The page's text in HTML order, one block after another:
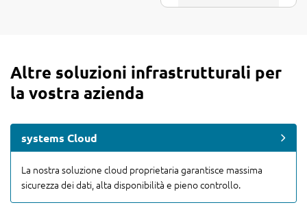
Altre soluzioni infrastrutturali per
la vostra azienda
systems Cloud
La nostra soluzione cloud proprietaria garantisce massima
sicurezza dei dati, alta disponibilità e pieno controllo.